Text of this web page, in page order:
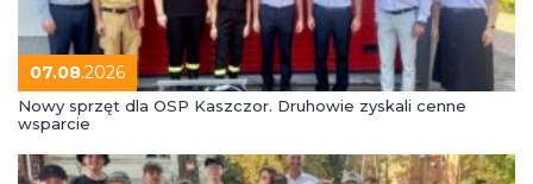
07.08.2026
Nowy sprzęt dla OSP Kaszczor. Druhowie zyskali cenne
wsparcie